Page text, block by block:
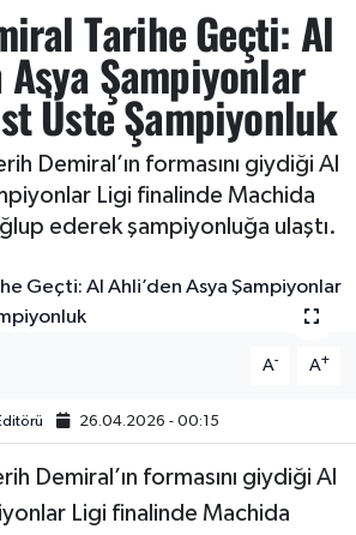
Tarihe Geçti: Al
Asya Şampiyonlar
Üste Şampiyonluk
Demiral’ın formasını giydiği Al
Ligi finalinde Machida
ederek şampiyonluğa ulaştı.
A- A+
26.04.2026 - 00:15
Demiral’ın formasını giydiği Al
Ligi finalinde Machida
Lig
Ligi
Ligi
Ligi
Lig
Ligi
Ligi
Ligi
Lig
Lig
1